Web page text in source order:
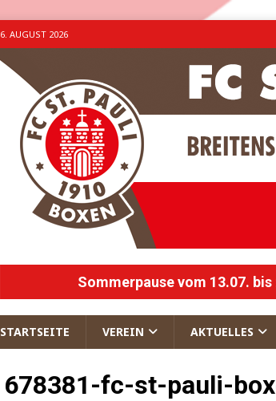
6. AUGUST 2026
Sommerpause vom 13.07.
STARTSEITE VEREIN AKTUELLES
678381-fc-st-pauli-